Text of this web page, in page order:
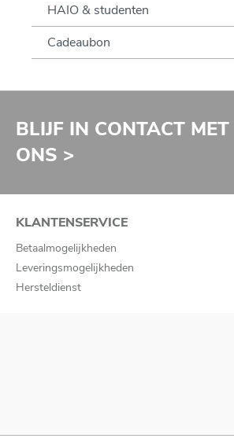
HAIO & studenten
Cadeaubon
BLIJF IN CONTACT MET
ONS >
KLANTENSERVICE
Betaalmogelijkheden
Leveringsmogelijkheden
Hersteldienst